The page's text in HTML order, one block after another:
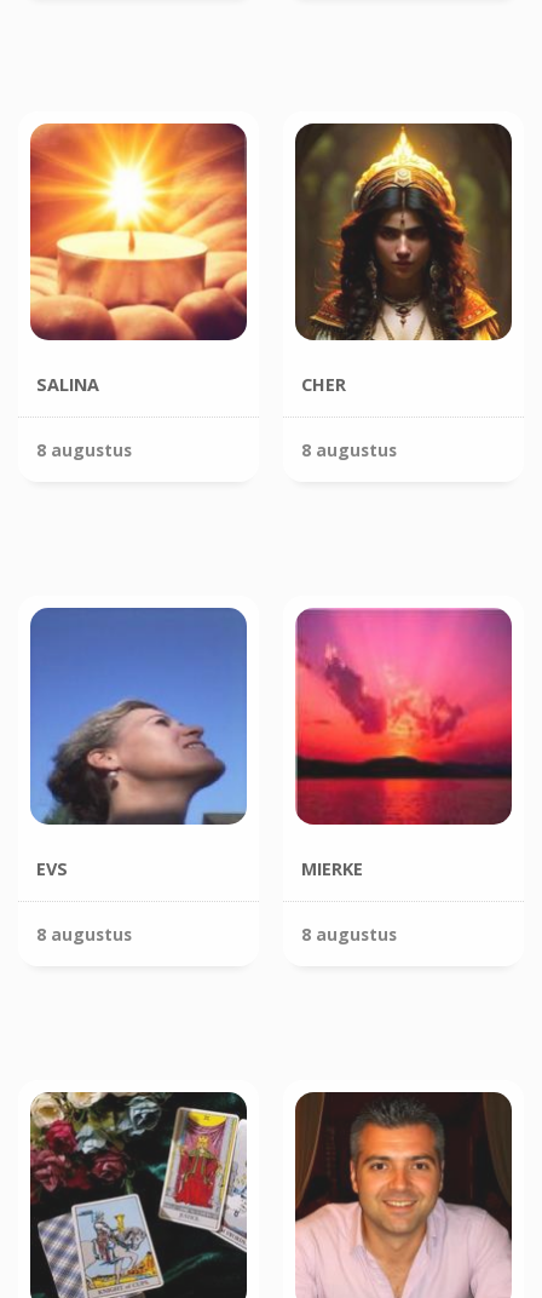
SALINA
8 augustus
CHER
8 augustus
EVS
8 augustus
MIERKE
8 augustus